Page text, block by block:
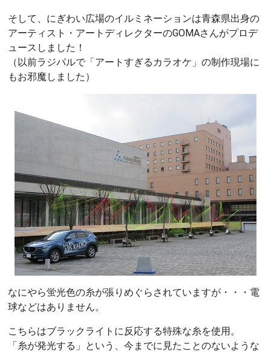
そして、にぎわい広場のイルミネーションは青森県出身の
アーティスト・アートディレクターのGOMAさんがプロデ
ュースしました！
（以前ラジパルで「アートすぎるカラオケ」の制作現場に
もお邪魔しました）
なにやら蛍光色の糸が張りめぐらされていますが・・・電
球などはありません。
こちらはブラックライトに反応する特殊な糸を使用。
「糸が発光する」という、今までに見たことのないような